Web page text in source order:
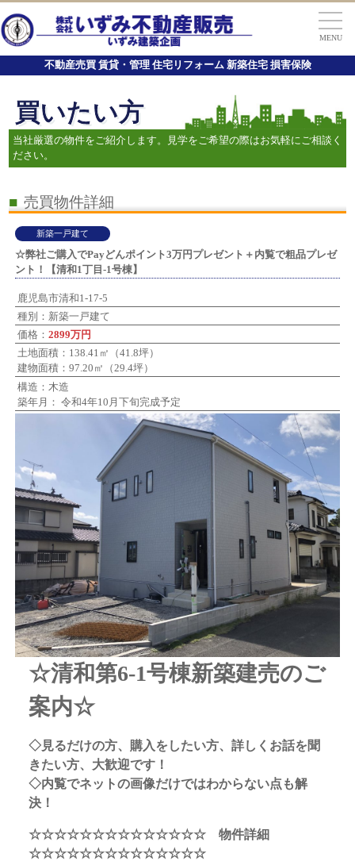
MENU
不動産売買 賃貸・管理 住宅リフォーム 新築住宅 損害保険
買いたい方
当社厳選の物件をご紹介します。見学をご希望の際はお気軽にご相談く
ださい。
■ 売買物件詳細
新築一戸建て
☆弊社ご購入でPayどんポイント3万円プレゼント＋内覧で粗品プレゼ
ント！【清和1丁目-1号棟】
鹿児島市清和1-17-5
種別：新築一戸建て
価格：2899万円
土地面積：138.41㎡（41.8坪）
建物面積：97.20㎡（29.4坪）
構造：木造
築年月： 令和4年10月下旬完成予定
☆清和第6-1号棟新築建売のご
案内☆
◇見るだけの方、購入をしたい方、詳しくお話を聞
きたい方、大歓迎です！
◇内覧でネットの画像だけではわからない点も解
決！
☆☆☆☆☆☆☆☆☆☆☆☆☆☆ 物件詳細
☆☆☆☆☆☆☆☆☆☆☆☆☆☆